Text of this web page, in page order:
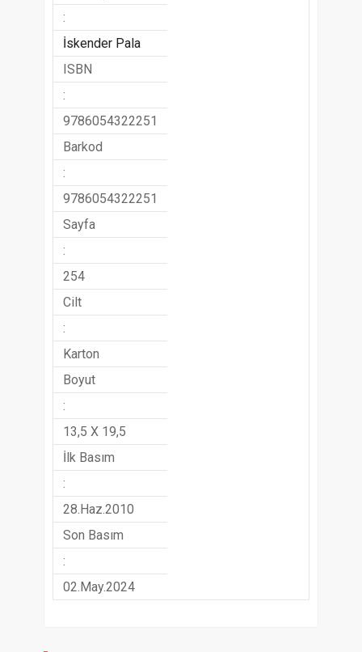
:
İskender Pala
ISBN
:
9786054322251
Barkod
:
9786054322251
Sayfa
:
254
Cilt
:
Karton
Boyut
:
13,5 X 19,5
İlk Basım
:
28.Haz.2010
Son Basım
:
02.May.2024